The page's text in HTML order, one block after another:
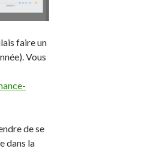
faire un
Vous
de se
dans la